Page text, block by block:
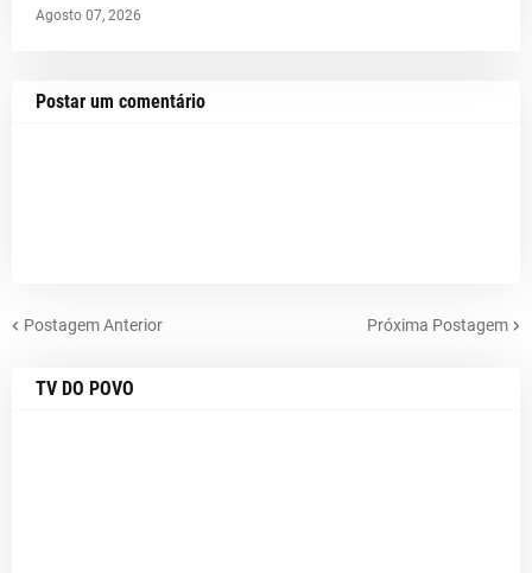
Agosto 07, 2026
Postar um comentário
Postagem Anterior Próxima Postagem
TV DO POVO